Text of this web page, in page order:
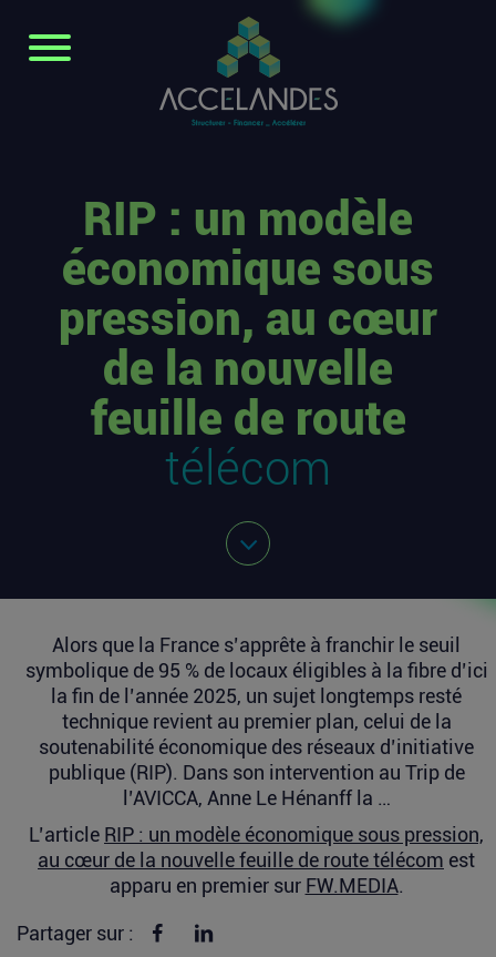
RIP : un modèle
économique sous
pression, au cœur
de la nouvelle
feuille de route
télécom
Alors que la France s’apprête à franchir le seuil
symbolique de 95 % de locaux éligibles à la fibre d’ici
la fin de l’année 2025, un sujet longtemps resté
technique revient au premier plan, celui de la
soutenabilité économique des réseaux d’initiative
publique (RIP). Dans son intervention au Trip de
l’AVICCA, Anne Le Hénanff la …
L’article RIP : un modèle économique sous pression,
au cœur de la nouvelle feuille de route télécom est
apparu en premier sur FW.MEDIA.
Partager sur : Partager sur Facebook